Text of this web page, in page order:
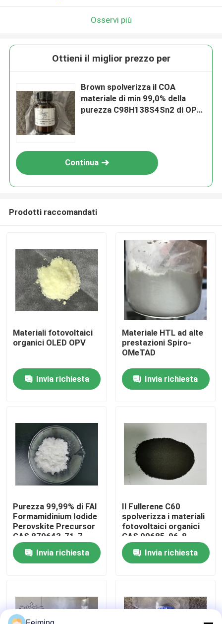
Casa
Prodotti
Circa noi
Giro della fabbrica
Contattici
Richieda una citazione
Materiale ricoprente di gomma
Osservi più
Ottieni il miglior prezzo per
Brown spolverizza il COA
materiale di min 99,0% della
purezza C98H138S4Sn2 di OPV
Continua
Prodotti raccomandati
Materiali fotovoltaici
organici OLED OPV
Invia richiesta
Materiale HTL ad alte
prestazioni Spiro-
OMeTAD
Invia richiesta
Purezza 99,99% di FAI
Formamidinium Iodide
Perovskite Precursor
CAS 879643-71-7
Invia richiesta
Il Fullerene C60
spolverizza i materiali
fotovoltaici organici
CAS 99685-96-8
Invia richiesta